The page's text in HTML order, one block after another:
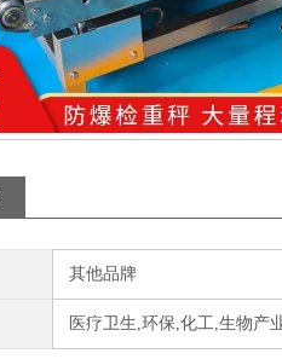
其他品牌
医疗卫生,环保,化工,生物产